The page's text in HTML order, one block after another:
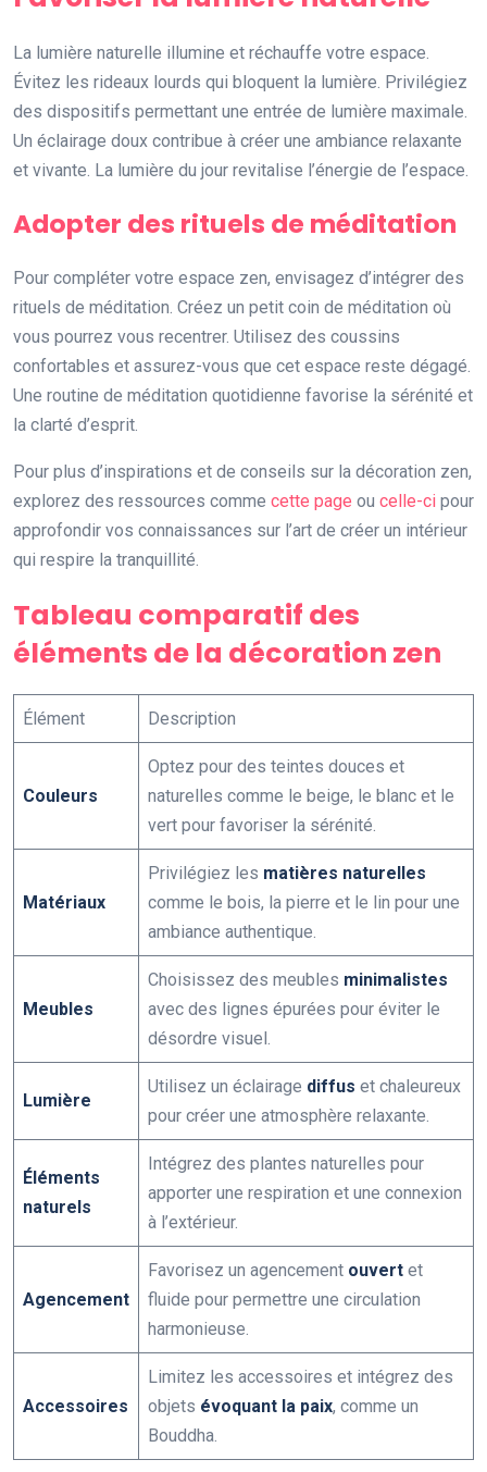
La lumière naturelle illumine et réchauffe votre espace.
Évitez les rideaux lourds qui bloquent la lumière. Privilégiez
des dispositifs permettant une entrée de lumière maximale.
Un éclairage doux contribue à créer une ambiance relaxante
et vivante. La lumière du jour revitalise l’énergie de l’espace.
Adopter des rituels de méditation
Pour compléter votre espace zen, envisagez d’intégrer des
rituels de méditation. Créez un petit coin de méditation où
vous pourrez vous recentrer. Utilisez des coussins
confortables et assurez-vous que cet espace reste dégagé.
Une routine de méditation quotidienne favorise la sérénité et
la clarté d’esprit.
Pour plus d’inspirations et de conseils sur la décoration zen,
explorez des ressources comme cette page ou celle-ci pour
approfondir vos connaissances sur l’art de créer un intérieur
qui respire la tranquillité.
Tableau comparatif des
éléments de la décoration zen
Élément Description
Couleurs
Optez pour des teintes douces et
naturelles comme le beige, le blanc et le
vert pour favoriser la sérénité.
Matériaux
Privilégiez les matières naturelles
comme le bois, la pierre et le lin pour une
ambiance authentique.
Meubles
Choisissez des meubles minimalistes
avec des lignes épurées pour éviter le
désordre visuel.
Lumière
Utilisez un éclairage diffus et chaleureux
pour créer une atmosphère relaxante.
Éléments
naturels
Intégrez des plantes naturelles pour
apporter une respiration et une connexion
à l’extérieur.
Agencement
Favorisez un agencement ouvert et
fluide pour permettre une circulation
harmonieuse.
Accessoires
Limitez les accessoires et intégrez des
objets évoquant la paix, comme un
Bouddha.